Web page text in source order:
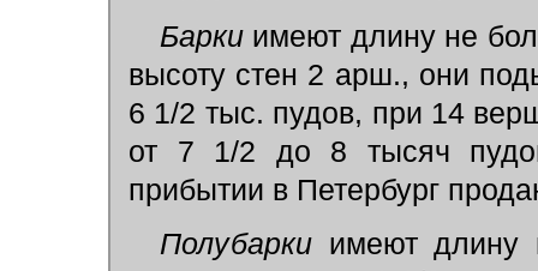
Барки имеют длину не
высоту стен 2 арш., они
6 1/2 тыс. пудов, при 14
от 7 1/2 до 8 тысяч
прибытии в Петербург
Полубарки имеют